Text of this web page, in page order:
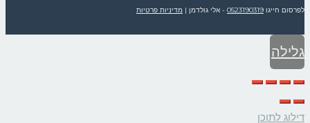
לפרסום חייגו 0523190319 - אלי גולדמן | מדיניות פרטיות
גלילה
לראש
דילוג לתוכן